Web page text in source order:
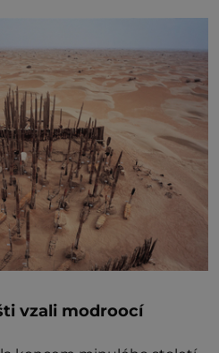
vzali modroocí